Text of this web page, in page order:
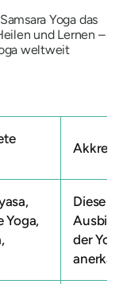
Yoga das
und Lernen –
weltweit
Yoga,
Diese
der